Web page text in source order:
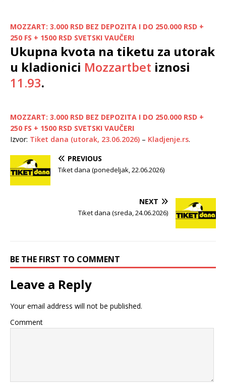
MOZZART: 3.000 RSD BEZ DEPOZITA I DO 250.000 RSD +
250 FS + 1500 RSD SVETSKI VAUČERI
Ukupna kvota na tiketu za utorak
u kladionici Mozzartbet iznosi
11.93.
MOZZART: 3.000 RSD BEZ DEPOZITA I DO 250.000 RSD +
250 FS + 1500 RSD SVETSKI VAUČERI
Izvor: Tiket dana (utorak, 23.06.2026) – Kladjenje.rs.
PREVIOUS
Tiket dana (ponedeljak, 22.06.2026)
NEXT
Tiket dana (sreda, 24.06.2026)
BE THE FIRST TO COMMENT
Leave a Reply
Your email address will not be published.
Comment